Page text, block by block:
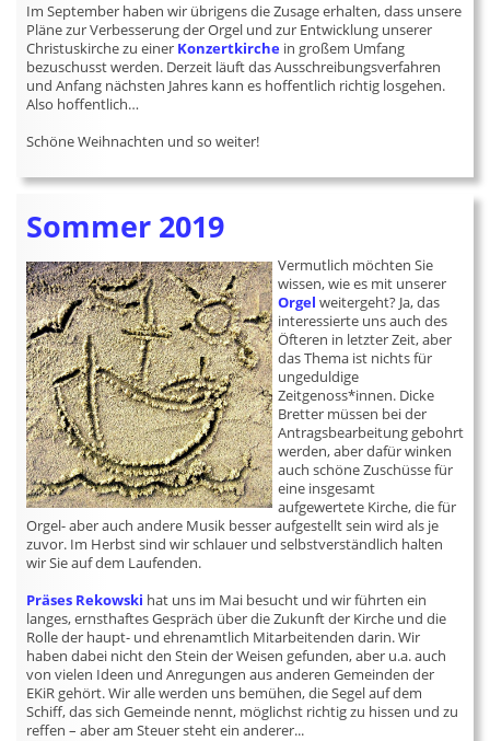
Im September haben wir übrigens die Zusage erhalten, dass unsere
Pläne zur Verbesserung der Orgel und zur Entwicklung unserer
Christuskirche zu einer Konzertkirche in großem Umfang
bezuschusst werden. Derzeit läuft das Ausschreibungsverfahren
und Anfang nächsten Jahres kann es hoffentlich richtig losgehen.
Also hoffentlich…
Schöne Weihnachten und so weiter!
Sommer 2019
Vermutlich möchten Sie
wissen, wie es mit unserer
Orgel weitergeht? Ja, das
interessierte uns auch des
Öfteren in letzter Zeit, aber
das Thema ist nichts für
ungeduldige
Zeitgenoss*innen. Dicke
Bretter müssen bei der
Antragsbearbeitung gebohrt
werden, aber dafür winken
auch schöne Zuschüsse für
eine insgesamt
aufgewertete Kirche, die für
Orgel- aber auch andere Musik besser aufgestellt sein wird als je
zuvor. Im Herbst sind wir schlauer und selbstverständlich halten
wir Sie auf dem Laufenden.
Präses Rekowski hat uns im Mai besucht und wir führten ein
langes, ernsthaftes Gespräch über die Zukunft der Kirche und die
Rolle der haupt- und ehrenamtlich Mitarbeitenden darin. Wir
haben dabei nicht den Stein der Weisen gefunden, aber u.a. auch
von vielen Ideen und Anregungen aus anderen Gemeinden der
EKiR gehört. Wir alle werden uns bemühen, die Segel auf dem
Schiff, das sich Gemeinde nennt, möglichst richtig zu hissen und zu
reffen – aber am Steuer steht ein anderer...